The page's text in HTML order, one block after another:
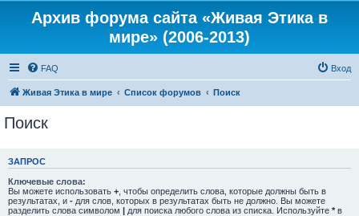
Архив форума сайта «Живая Этика в
мире» (2006-2013)
FAQ Вход
Живая Этика в мире Список форумов Поиск
Поиск
ЗАПРОС
Ключевые слова:
Вы можете использовать + , чтобы определить слова, которые должны быть в
результатах, и - для слов, которых в результатах быть не должно. Вы можете
разделить слова символом | для поиска любого слова из списка. Используйте * в